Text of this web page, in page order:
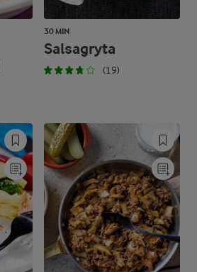
30 MIN
Salsagryta
(19)